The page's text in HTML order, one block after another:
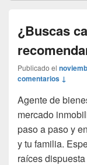
¿Buscas
Publicado el
comentarios ↓
Agente de
mercado
paso a paso y
y tu familia.
raíces